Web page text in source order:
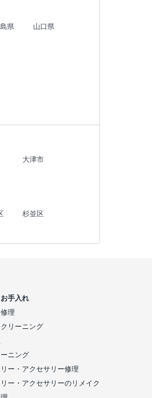
県 山口県
大津市
杉並区
手入れ
理
リーニング
ニング
ー・アクセサリー修理
ー・アクセサリーのリメイク